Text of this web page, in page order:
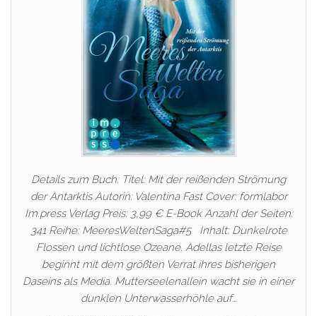
Details zum Buch: Titel: Mit der reißenden Strömung
der Antarktis Autorin: Valentina Fast Cover: formlabor
Im.press Verlag Preis: 3,99 € E-Book Anzahl der Seiten:
341 Reihe: MeeresWeltenSaga#5 Inhalt: Dunkelrote
Flossen und lichtlose Ozeane. Adellas letzte Reise
beginnt mit dem größten Verrat ihres bisherigen
Daseins als Media. Mutterseelenallein wacht sie in einer
dunklen Unterwasserhöhle auf…